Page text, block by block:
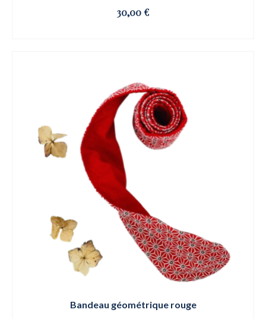
30,00€
Bandeau géométrique rouge